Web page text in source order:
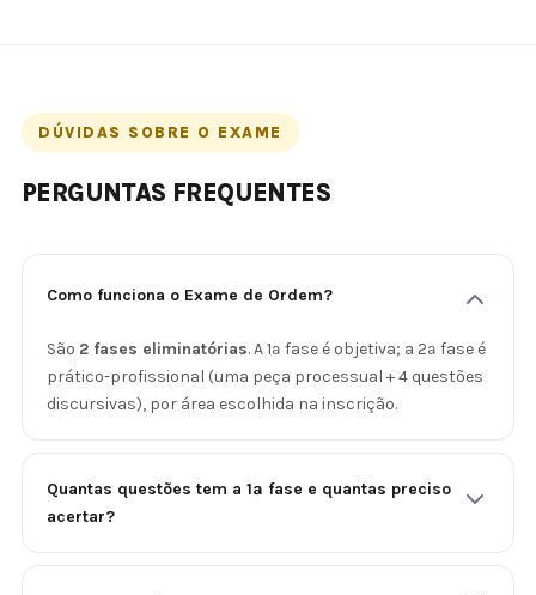
DÚVIDAS SOBRE O EXAME
PERGUNTAS FREQUENTES
Como funciona o Exame de Ordem?
São 2 fases eliminatórias. A 1ª fase é objetiva; a 2ª fase é
prático-profissional (uma peça processual + 4 questões
discursivas), por área escolhida na inscrição.
Quantas questões tem a 1ª fase e quantas preciso
acertar?